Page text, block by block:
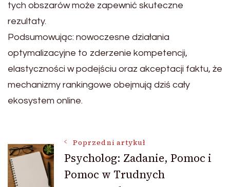
tych obszarów może zapewnić skuteczne
rezultaty.
Podsumowując: nowoczesne działania
optymalizacyjne to zderzenie kompetencji,
elastyczności w podejściu oraz akceptacji faktu, że
mechanizmy rankingowe obejmują dziś cały
ekosystem online.
NawigacjaPoprzedni artykuł
Psycholog: Zadanie, Pomoc i
Pomoc w Trudnych